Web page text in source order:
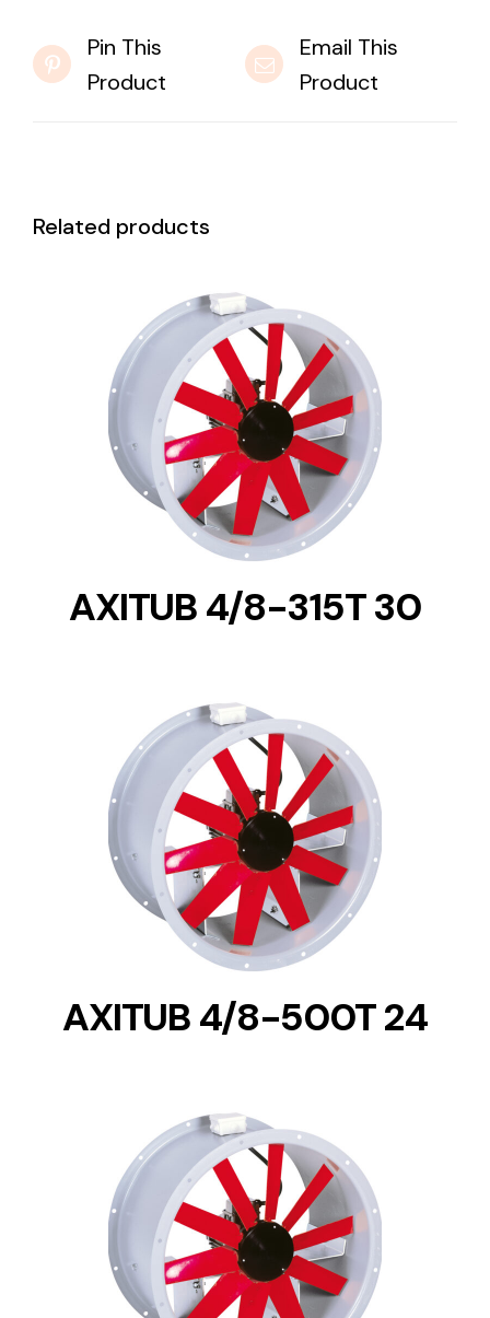
Pin This
Product
Email This
Product
Related products
DETAILS
AXITUB 4/8-315T 30
DETAILS
AXITUB 4/8-500T 24
DETAILS